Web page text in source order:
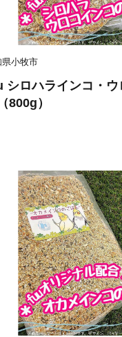
った場合でも、都度お
県小牧市
シロハラインコ・ウ
800g）